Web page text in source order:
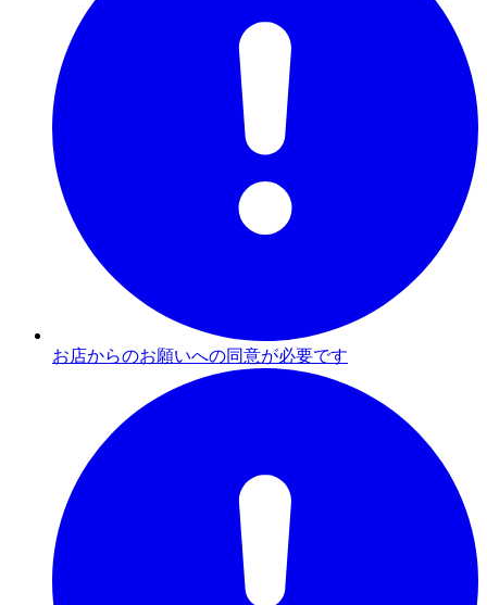
お店からのお願いへの同意が必要です